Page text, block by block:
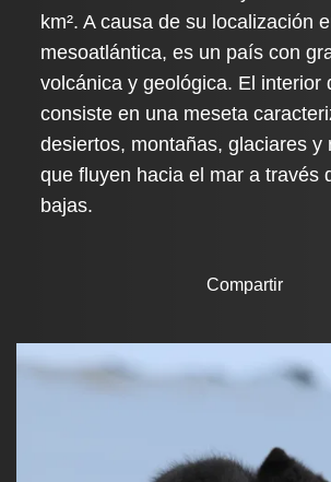
km². A causa de su localización
mesoatlántica, es un país con
volcánica y geológica. El interior
consiste en una meseta
desiertos, montañas, glaciares y
que fluyen hacia el mar a través
bajas.
Compartir